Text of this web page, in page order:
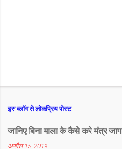
इस ब्लॉग से लोकप्रिय पोस्ट
जानिए बिना माला के कैसे करे मंत्र जाप
अप्रैल 15, 2019